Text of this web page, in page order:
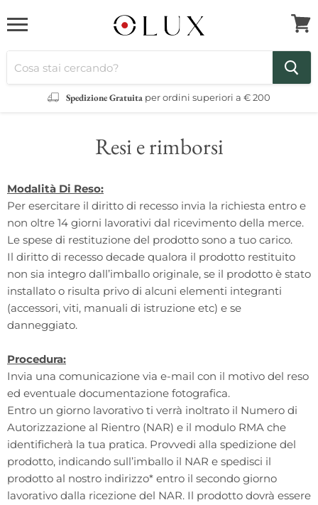
Spedizione Gratuita per ordini superiori a € 200
il
Resi e rimborsi
Modalità Di Reso:
Per esercitare il diritto di recesso invia la richiesta entro e
non oltre 14 giorni lavorativi dal ricevimento della merce.
Le spese di restituzione del prodotto sono a tuo carico.
Il diritto di recesso decade qualora il prodotto restituito
non sia integro dall’imballo originale, se il prodotto è stato
installato o risulta privo di alcuni elementi integranti
(accessori, viti, manuali di istruzione etc) e se
danneggiato.
Procedura:
Invia una comunicazione via e-mail con il motivo del reso
ed eventuale documentazione fotografica.
Entro un giorno lavorativo ti verrà inoltrato il Numero di
Autorizzazione al Rientro (NAR) e il modulo RMA che
identificherà la tua pratica. Provvedi alla spedizione del
prodotto, indicando sull’imballo il NAR e spedisci il
prodotto al nostro indirizzo* entro il secondo giorno
lavorativo dalla ricezione del NAR. Il prodotto dovrà essere